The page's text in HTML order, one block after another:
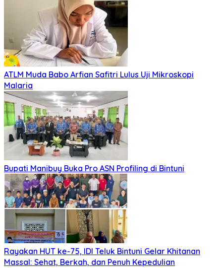
ATLM Muda Babo Arfian Safitri Lulus Uji Mikroskopi
Malaria
Bupati Manibuy Buka Pro ASN Profiling di Bintuni
Rayakan HUT ke-75, IDI Teluk Bintuni Gelar Khitanan
Massal: Sehat, Berkah, dan Penuh Kepedulian